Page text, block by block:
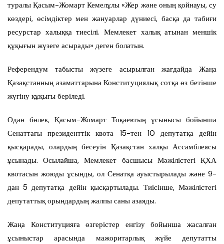
туралы Қасым-Жомарт Кемелұлы «Жер және оның қойнауы, су
көздері, өсімдіктер мен жануарлар дүниесі, басқа да табиғи
ресурстар халыққа тиесілі. Мемлекет халық атынан меншік
құқығын жүзеге асырады» деген болатын.
Референдум табысты жүзеге асырылған жағдайда Жаңа
Қазақстанның азаматтарына Конституциялық сотқа өз бетінше
жүгіну құқығы беріледі.
Одан бөлек, Қасым-Жомарт Тоқаевтың ұсынысы бойынша
Сенаттағы президенттік квота 15-тен 10 депутатқа дейін
қысқарады, олардың бесеуін Қазақстан халқы Ассамблеясы
ұсынады. Осылайша, Мемлекет басшысы Мәжілістегі ҚХА
квотасын жоюды ұсынды, ол Сенатқа ауыстырылады және 9-
дан 5 депутатқа дейін қысқартылады. Тиісінше, Мәжілістегі
депутаттық орындардың жалпы саны азаяды.
Жаңа Конституцияға өзгерістер енгізу бойынша жасалған
ұсыныстар арасында мажоритарлық жүйе депутатты